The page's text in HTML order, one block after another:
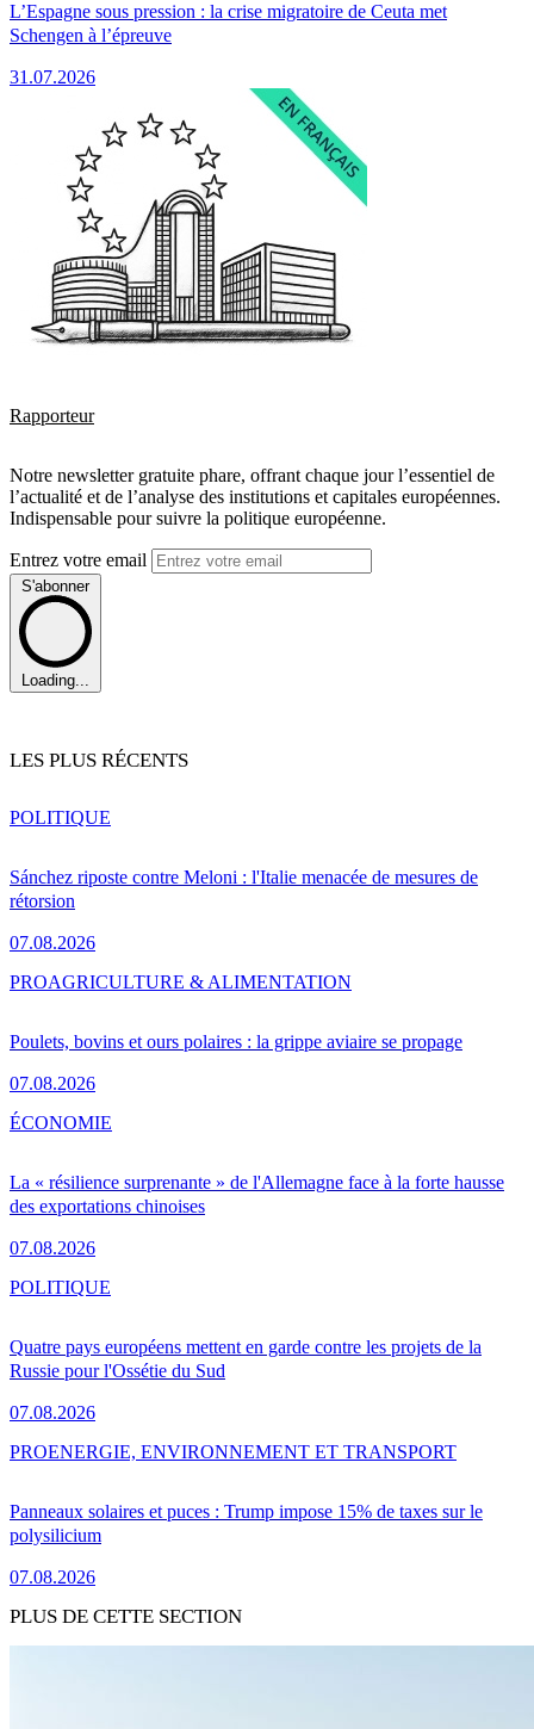
L’Espagne sous pression : la crise migratoire de Ceuta met
Schengen à l’épreuve
31.07.2026
Rapporteur
Notre newsletter gratuite phare, offrant chaque jour l’essentiel de
l’actualité et de l’analyse des institutions et capitales européennes.
Indispensable pour suivre la politique européenne.
Entrez votre email
S'abonner
Loading...
LES PLUS RÉCENTS
Sánchez riposte contre Meloni : l'Italie menacée de mesures de
rétorsion
07.08.2026
POLITIQUE
Poulets, bovins et ours polaires : la grippe aviaire se propage
07.08.2026
PROAGRICULTURE & ALIMENTATION
La « résilience surprenante » de l'Allemagne face à la forte hausse
des exportations chinoises
07.08.2026
ÉCONOMIE
Quatre pays européens mettent en garde contre les projets de la
Russie pour l'Ossétie du Sud
07.08.2026
POLITIQUE
Panneaux solaires et puces : Trump impose 15% de taxes sur le
polysilicium
07.08.2026
PROENERGIE, ENVIRONNEMENT ET TRANSPORT
PLUS DE CETTE SECTION